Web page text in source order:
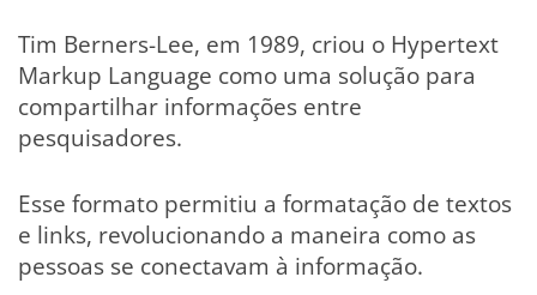
Tim Berners-Lee, em 1989, criou o Hypertext
Markup Language como uma solução para
compartilhar informações entre
pesquisadores.
Esse formato permitiu a formatação de textos
e links, revolucionando a maneira como as
pessoas se conectavam à informação.